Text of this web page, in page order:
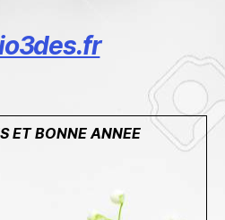
ET BONNE ANNEE